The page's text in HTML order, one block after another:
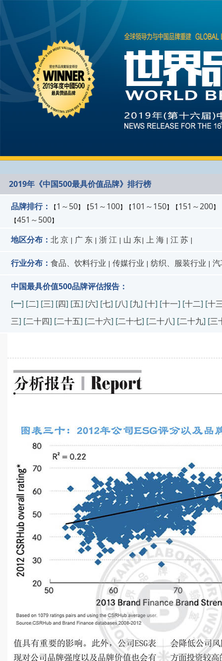
2019年《中国500最具价值品牌》排行榜
品牌排行： 【1～50】【51～100】【101～150】【151～200】
【451～500】
地区分布： 北 京 | 广 东 | 浙 江 | 山 东| 上 海 | 江 苏 |
行业分布： 食品、饮料行业 | 传媒行业 | 纺织、服装行业 |
中国最具价值500品牌评估报告：
[一] [二] [三] [四] [五] [六] [七] [八] [九] [十] [十一] [十二] [十
三] [二十四] [二十五] [二十六] [二十七] [二十八] [二十九] [三